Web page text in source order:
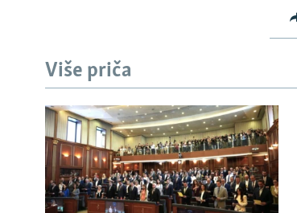
TRI DECENIJE OD RATA U BIH
SVE KARTE DEJTONA
NASTANAK I RASPAD JUGOSLAVIJE
Više priča